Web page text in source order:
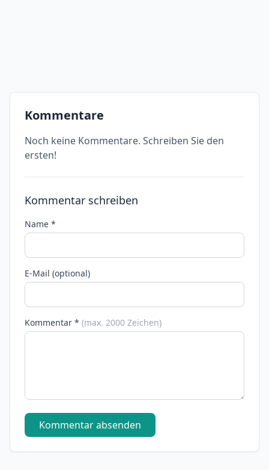
Kommentare
Noch keine Kommentare. Schreiben Sie den
ersten!
Kommentar schreiben
Name *
E-Mail (optional)
Kommentar * (max. 2000 Zeichen)
Kommentar absenden